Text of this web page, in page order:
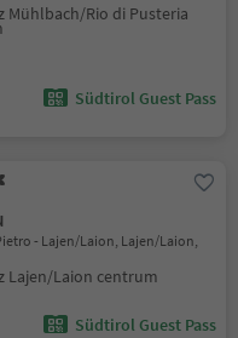
Mühlbach/Rio di Pusteria
Südtirol Guest Pass
- Lajen/Laion, Lajen/Laion,
Lajen/Laion centrum
Südtirol Guest Pass